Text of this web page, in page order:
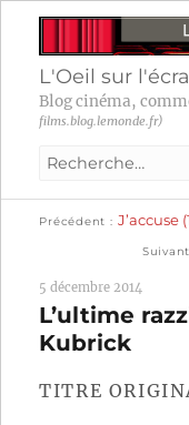
L'Oeil sur
Blog cinéma,
films.blog.lemonde.fr)
Recherche
:
l’article
Précédent J’accuse
Suivant
5 décembre 2014
L’ultime
Kubrick
TITRE